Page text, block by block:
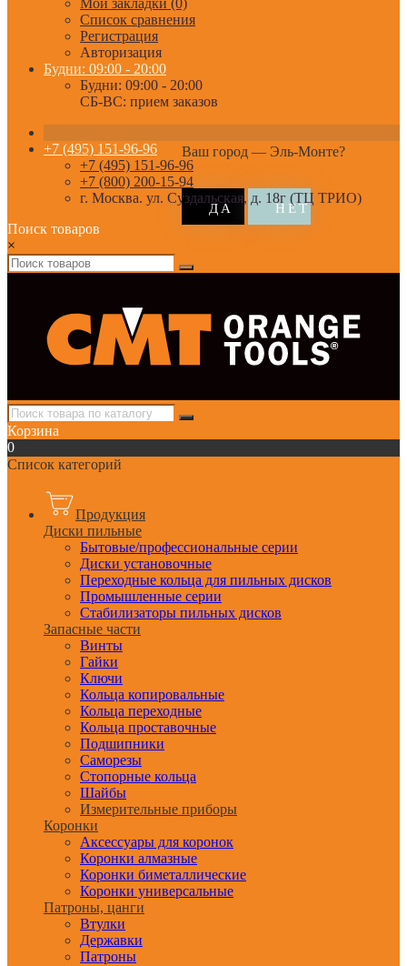
Мои закладки (0)
Список сравнения
Регистрация
Авторизация
Будни: 09:00 - 20:00
Будни: 09:00 - 20:00
СБ-ВС: прием заказов
Ваш город — Эль-Монте?
+7 (495) 151-96-96
+7 (495) 151-96-96
+7 (800) 200-15-94
г. Москва. ул. Суздальская, д. 18г (ТЦ ТРИО)
Поиск товаров
×
Корзина
0
Список категорий
Продукция
Диски пильные
Бытовые/профессиональные серии
Диски установочные
Переходные кольца для пильных дисков
Промышленные серии
Стабилизаторы пильных дисков
Запасные части
Винты
Гайки
Ключи
Кольца копировальные
Кольца переходные
Кольца проставочные
Подшипники
Саморезы
Стопорные кольца
Шайбы
Измерительные приборы
Коронки
Аксессуары для коронок
Коронки алмазные
Коронки биметаллические
Коронки универсальные
Патроны, цанги
Втулки
Державки
Патроны